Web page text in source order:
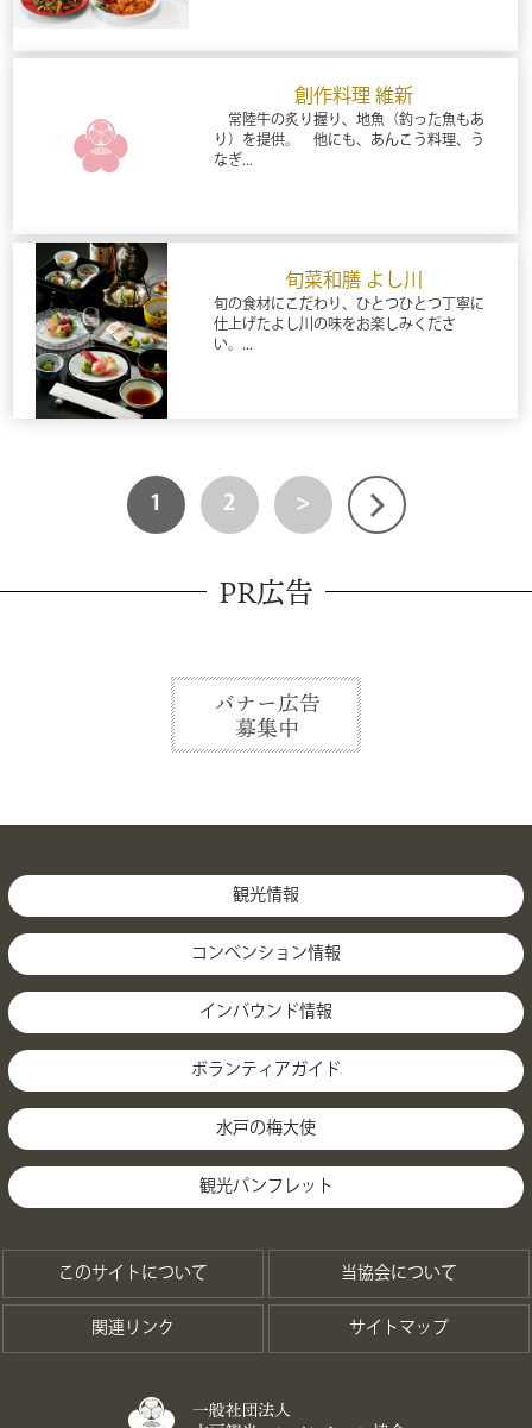
創作料理 維新
常陸牛の炙り握り、地魚（釣った魚もあ
り）を提供。 他にも、あんこう料理、う
なぎ...
旬菜和膳 よし川
旬の食材にこだわり、ひとつひとつ丁寧に
仕上げたよし川の味をお楽しみくださ
い。...
1 2 >
PR広告
観光情報
コンベンション情報
インバウンド情報
ボランティアガイド
水戸の梅大使
観光パンフレット
このサイトについて 当協会について
関連リンク サイトマップ